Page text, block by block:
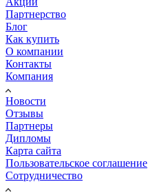
Партнерство
Блог
Как купить
О компании
Контакты
Компания
Новости
Отзывы
Партнеры
Дипломы
Карта сайта
Пользовательское соглашение
Сотрудничество